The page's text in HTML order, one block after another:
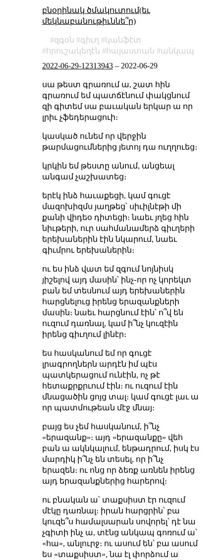
բնօրինակ ծմակուտում(եւ
մեկնաբանութիւննե՞ր)
զգօն գիւղ
կանֆէտ
հրուշակեղէն
հայաստան
անկապ
2022-06-29-12313943– 2022-06-29
սա թեստ գրառում ա, շատ հին
գրառում եմ պատճէնում փակցնում
զի գիտեմ սա բաւական երկար ա որ
լրիւ չֆեդերացուի։
կասկած ունեմ որ վերջին
թարմացումներից յետոյ դա ուղղուեց։
կրկին եմ թեստը անում, անցեալ
անգամ չաշխատեց։
երէկ ինձ հաւաքեցի, կամ գուցէ
մազոխիզմս յաղթեց՝ սիւիլնէթի մի
քանի վիդեօ դիտեցի։ նաեւ յղեց հին
նիւթերի, ուր սահմանամերձ գիւղերի
երեխաներին էին նկարում, նաեւ
գիւմրու երեխաներին։
ու ես ինձ վատ եմ զգում նոյնիսկ
յիշելով այդ մասին՝ ինչ֊որ ոչ կորեկտ
բան եմ տեսնում այդ երեխաներին
հարցնելուց իրենց երազանքների
մասին։ նաեւ հարցնում էին՝ ո՞վ են
ուզում դառնալ, կամ ի՞նչ կուզէին
իրենց գիւղում լինէր։
ես հասկանում եմ որ գուցէ
լրագրողներն արդէն իմ պէս
պատկերացում ունէին, ոչ թէ
հետաքրքրւում էին։ ու ուզում էին
մնացածին ցոյց տալ։ կամ գուցէ լաւ ա
որ պատմութեան մէջ մնայ։
բայց ես չեմ հասկանում, ի՞նչ
«երազանք»։ այդ «երազանքը» վեհ
բան ա ակնկալում, ենթադրում, իսկ էս
մարդիկ ի՞նչ են տեսել, որ ի՞նչ
երազեն։ ու ոնց որ ձեռք առնեն իրենց
այդ երազանքներից հարերով։
ու բնական ա՝ տաքսիստ էր ուզում
մէկը դառնալ։ իրան հարցրին՝ բա
կուզե՞ս համալսարան սովորել՝ դէ նա
չգիտի ինչ ա, տէնց անկապ գոռում ա՝
«հա», անլուրջ։ ու ասում են՝ բա ասում
ես «տաքսիստ», նա էլ փորձում ա